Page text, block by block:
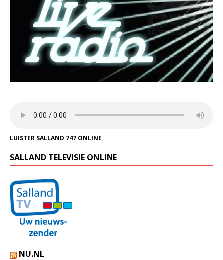
LUISTER SALLAND 747 ONLINE
SALLAND TELEVISIE ONLINE
NU.NL